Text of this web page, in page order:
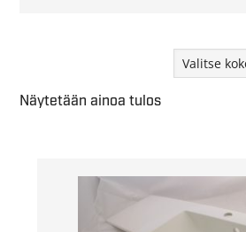
Näytetään ainoa tulos